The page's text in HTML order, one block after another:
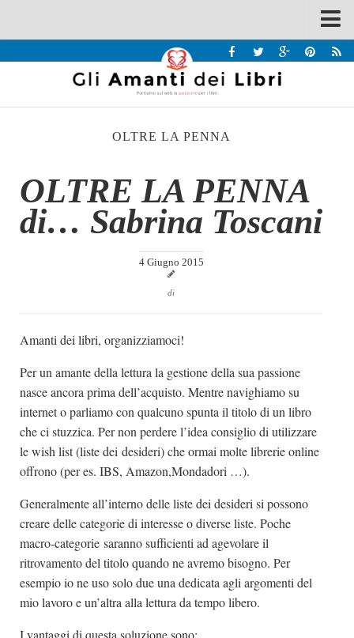
Recensioni
Interviste & Incontri
Chi siamo
Contatti
Chi siamo
Dicono di Noi
Rassegna Stampa
Archivio
Autori
Generi
Case editrici
Partnership
Giallo Stresa
Premio Chiara
OLTRE LA PENNA
OLTRE LA PENNA
di… Sabrina Toscani
4 Giugno 2015
di
Amanti dei libri, organizziamoci!
Per un amante della lettura la gestione della sua passione
nasce ancora prima dell’acquisto. Mentre navighiamo su
internet o parliamo con qualcuno spunta il titolo di un libro
che ci stuzzica. Per non perdere l’idea consiglio di utilizzare
le wish list (liste dei desideri) che ormai molte librerie online
offrono (per es. IBS, Amazon,Mondadori …).
Generalmente all’interno delle liste dei desideri si possono
creare delle categorie di interesse o diverse liste. Poche
macro-categorie saranno sufficienti ad agevolare il
ritrovamento del titolo quando ne avremo bisogno. Per
esempio io ne uso solo due una dedicata agli argomenti del
mio lavoro e un’altra alla lettura da tempo libero.
I vantaggi di questa soluzione sono: